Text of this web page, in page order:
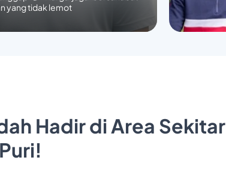
yang tidak lemot
Hadir di Area Sekitar